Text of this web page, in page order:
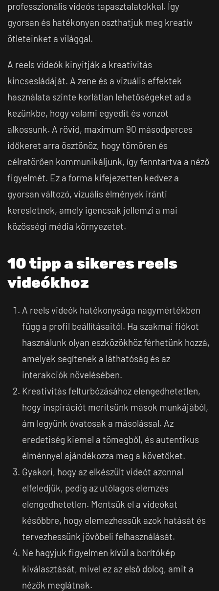
professzionális videós tapasztalatokkal. Így
gyorsan és hatékonyan oszthatjuk meg kreatív
ötleteinket a világgal.
A reels videók kinyitják a kreativitás
kincsesládáját. A zene és a vizuális effektek
használata szinte korlátlan lehetőségeket ad a
kezünkbe, hogy valami egyedit és vonzót
alkossunk. A rövid, maximum 90 másodperces
időkeret arra ösztönöz, hogy tömören és
célratörően kommunikáljunk, így fenntartva a néző
figyelmét. Ez a forma kifejezetten kedvez a
gyorsan változó, vizuális élmények iránti
keresletnek, amely igencsak jellemzi a mai
közösségi média környezetet.
10 tipp a sikeres reels
videókhoz
A reels videók hatékonysága nagymértékben
függ a profil beállításaitól. Ha szakmai fiókot
használunk olyan eszközökhöz férhetünk hozzá,
amelyek segítenek a láthatóság és az
interakciók növelésében.
Kreativitás felturbózásához elengedhetetlen,
hogy inspirációt merítsünk mások munkájából,
ám legyünk óvatosak a másolással. Az
eredetiség kiemel a tömegből, és autentikus
élménnyel ajándékozza meg a követőket.
Gyakori, hogy az elkészült videót azonnal
elfeledjük, pedig az utólagos elemzés
elengedhetetlen. Mentsük el a videókat
későbbre, hogy elemezhessük azok hatását és
tervezhessünk jövőbeli felhasználását.
Ne hagyjuk figyelmen kívül a borítókép
kiválasztását, mivel ez az első dolog, amit a
nézők meglátnak.